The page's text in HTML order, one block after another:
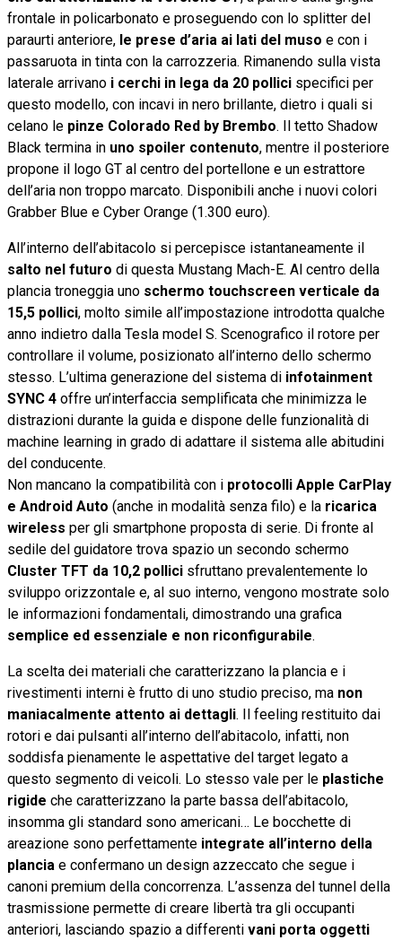
frontale in policarbonato e proseguendo con lo splitter del
paraurti anteriore, le prese d’aria ai lati del muso e con i
passaruota in tinta con la carrozzeria. Rimanendo sulla vista
laterale arrivano i cerchi in lega da 20 pollici specifici per
questo modello, con incavi in nero brillante, dietro i quali si
celano le pinze Colorado Red by Brembo. Il tetto Shadow
Black termina in uno spoiler contenuto, mentre il posteriore
propone il logo GT al centro del portellone e un estrattore
dell’aria non troppo marcato. Disponibili anche i nuovi colori
Grabber Blue e Cyber Orange (1.300 euro).
All’interno dell’abitacolo si percepisce istantaneamente il
salto nel futuro di questa Mustang Mach-E. Al centro della
plancia troneggia uno schermo touchscreen verticale da
15,5 pollici, molto simile all’impostazione introdotta qualche
anno indietro dalla Tesla model S. Scenografico il rotore per
controllare il volume, posizionato all’interno dello schermo
stesso. L’ultima generazione del sistema di infotainment
SYNC 4 offre un’interfaccia semplificata che minimizza le
distrazioni durante la guida e dispone delle funzionalità di
machine learning in grado di adattare il sistema alle abitudini
del conducente.
Non mancano la compatibilità con i protocolli Apple CarPlay
e Android Auto (anche in modalità senza filo) e la ricarica
wireless per gli smartphone proposta di serie. Di fronte al
sedile del guidatore trova spazio un secondo schermo
Cluster TFT da 10,2 pollici sfruttano prevalentemente lo
sviluppo orizzontale e, al suo interno, vengono mostrate solo
le informazioni fondamentali, dimostrando una grafica
semplice ed essenziale e non riconfigurabile.
La scelta dei materiali che caratterizzano la plancia e i
rivestimenti interni è frutto di uno studio preciso, ma non
maniacalmente attento ai dettagli. Il feeling restituito dai
rotori e dai pulsanti all’interno dell’abitacolo, infatti, non
soddisfa pienamente le aspettative del target legato a
questo segmento di veicoli. Lo stesso vale per le plastiche
rigide che caratterizzano la parte bassa dell’abitacolo,
insomma gli standard sono americani… Le bocchette di
areazione sono perfettamente integrate all’interno della
plancia e confermano un design azzeccato che segue i
canoni premium della concorrenza. L’assenza del tunnel della
trasmissione permette di creare libertà tra gli occupanti
anteriori, lasciando spazio a differenti vani porta oggetti